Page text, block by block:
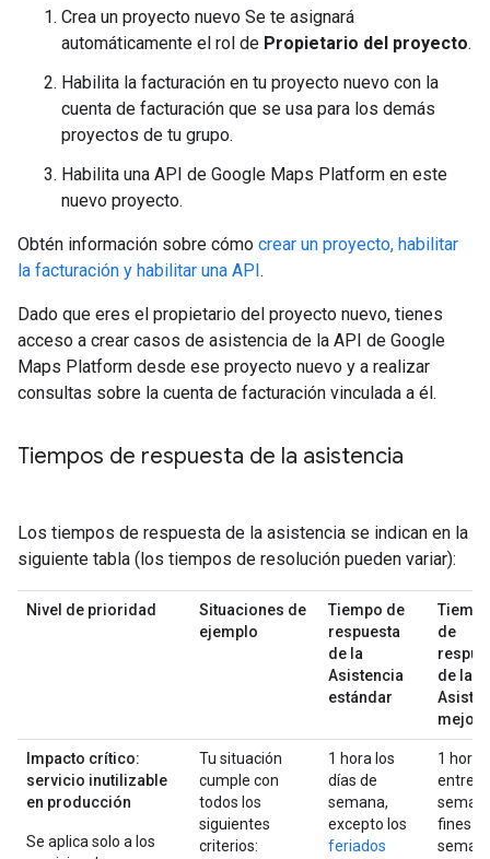
Crea un proyecto nuevo Se te asignará
automáticamente el rol de Propietario del proyecto.
Habilita la facturación en tu proyecto nuevo con la
cuenta de facturación que se usa para los demás
proyectos de tu grupo.
Habilita una API de Google Maps Platform en este
nuevo proyecto.
Obtén información sobre cómo crear un proyecto, habilitar
la facturación y habilitar una API.
Dado que eres el propietario del proyecto nuevo, tienes
acceso a crear casos de asistencia de la API de Google
Maps Platform desde ese proyecto nuevo y a realizar
consultas sobre la cuenta de facturación vinculada a él.
Tiempos de respuesta de la asistencia
Los tiempos de respuesta de la asistencia se indican en la
siguiente tabla (los tiempos de resolución pueden variar):
Nivel de prioridad
Situaciones de
ejemplo
Tiempo de
respuesta
de la
Asistencia
estándar
de
de la
Impacto crítico:
servicio inutilizable
en producción
Se aplica solo a los
Tu situación
cumple con
todos los
siguientes
criterios:
1 hora los
días de
semana,
excepto los
feriados
1 hora
entre
fines